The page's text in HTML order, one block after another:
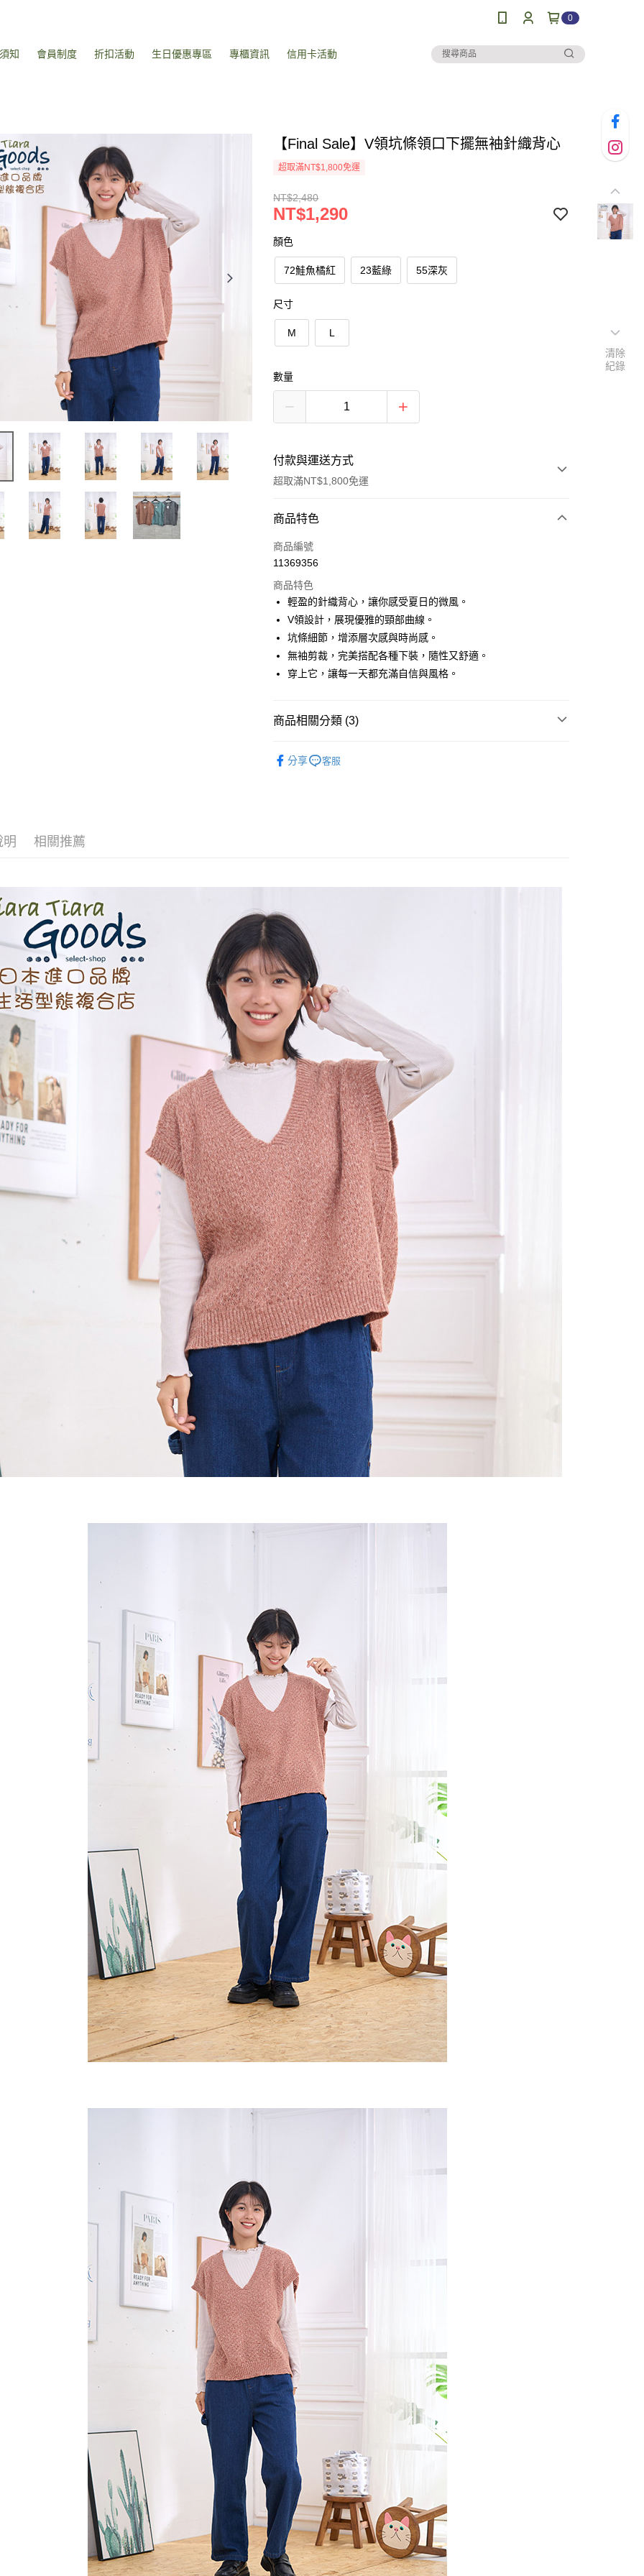
0
知 會員制度 折扣活動 生日優惠專區 專櫃資訊 信用卡活動
【Final Sale】V領坑條領口下擺無袖針織背心
超取滿NT$1,800免運
NT$2,480
NT$1,290
顏色
72鮭魚橘紅 23藍綠 55深灰
尺寸
M L
數量
付款與運送方式
超取滿NT$1,800免運
付款方式
信用卡一次付款
LINE Pay
Apple Pay
悠遊付
Google Pay
【關於「AFTEE先享後付」】
／ATM／網路銀行／等多元方式進行付款，方視為交易完成。
※ 請注意：結帳手續完成當下不需立刻繳費，但若您需要取消訂單，請聯
絡購買商品的店家。未經商家同意取消之訂單仍視為有效，需透過AFTEE
先享後付繳納相關費用。
※ 交易是否成功請以「AFTEE先享後付 」之結帳頁面顯示為準，若有關於
是否繳費成功／繳費後需取消欲退款等相關疑問，請聯繫「AFTEE先享後
付客戶支援中心」https://netprotections.freshdesk.com/support/home
【注意事項】
１．透過由恩沛科技股份有限公司提供之「AFTEE先享後付」服務完成之
交易，需依本服務之必要範圍內提供個人資料，並將交易相關給付款項請
求債權轉讓予恩沛科技股份有限公司。
２．關於個人資料處理事宜，請瀏覽以下網址：
https://aftee.tw/terms/#terms3
３．未成年的使用者請事先徵得法定代理人或監護人之同意方可使用
「AFTEE先享後付」，若未經同意申辦者引起之損失，本公司不負相關責
任。
４．使用「AFTEE先享後付」時，將依據個別帳號之用戶狀況，依本公司
即時審查核予不同之上限額度；若仍有額度不足之情形，本公司將視審查
結果請求用戶進行身份認證。
５．嚴禁一人註冊多個帳號或使用他人資訊註冊。若發現惡意使用之情
形，恩沛科技股份有限公司將有權停止該用戶之使用額度並採取法律行
動。
每筆NT$60，滿NT$1,800(含以上)免運費
7-11取貨付款
每筆NT$60，滿NT$2,000(含以上)免運費
付款後7-11取貨
每筆NT$60，滿NT$2,000(含以上)免運費
黑貓宅急便(包裹尺寸60cm以下)
每筆NT$100，滿NT$2,000(含以上)免運費
黑貓宅急便(包裹尺寸90cm以下)
每筆NT$140，滿NT$2,000(含以上)免運費
商品特色
商品編號
11369356
商品特色
輕盈的針織背心，讓你感受夏日的微風。
V領設計，展現優雅的頸部曲線。
坑條細節，增添層次感與時尚感。
無袖剪裁，完美搭配各種下裝，隨性又舒適。
穿上它，讓每一天都充滿自信與風格。
商品相關分類 (3)
分享 客服
明 相關推薦
清除
紀錄